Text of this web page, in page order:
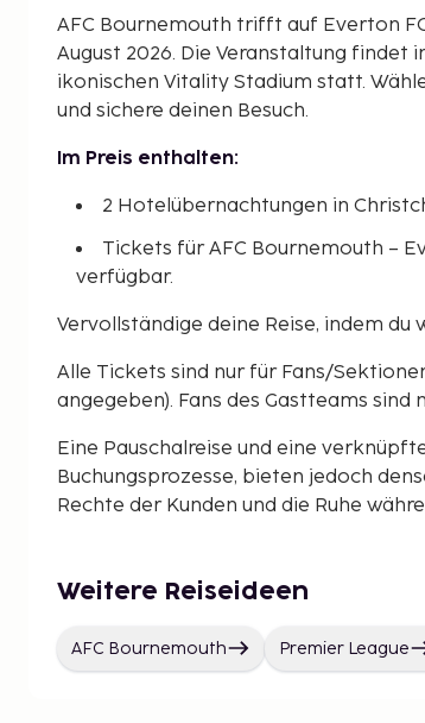
AFC Bournemouth trifft auf Everton
August 2026. Die Veranstaltung findet
ikonischen Vitality Stadium statt.
und sichere deinen Besuch.
Im Preis enthalten:
2 Hotelübernachtungen in
Tickets für AFC Bournemouth –
verfügbar.
Vervollständige deine Reise, indem du
Alle Tickets sind nur für Fans/
angegeben). Fans des Gastteams sind
Eine Pauschalreise und eine
Buchungsprozesse, bieten jedoch
Rechte der Kunden und die Ruhe
Weitere Reiseideen
AFC Bournemouth Premier League